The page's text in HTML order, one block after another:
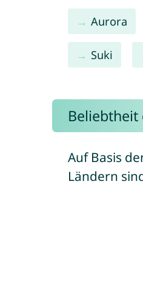
Aurora
Suki
Beliebtheit
Auf Basis
Ländern